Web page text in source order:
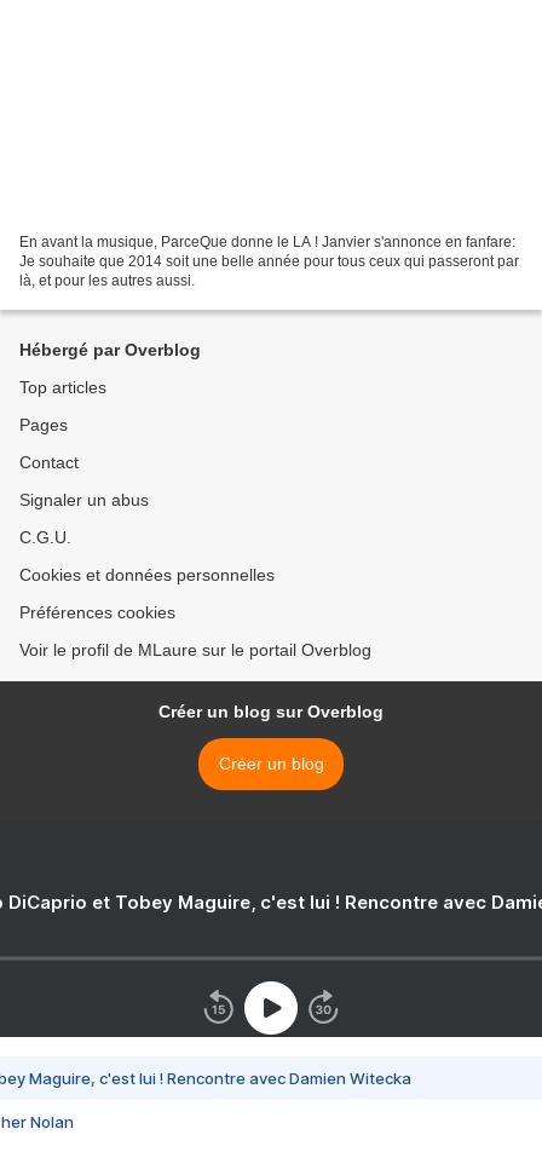
En avant la musique, ParceQue donne le LA ! Janvier s'annonce en fanfare:
Je souhaite que 2014 soit une belle année pour tous ceux qui passeront par
là, et pour les autres aussi.
Hébergé par Overblog
Top articles
Pages
Contact
Signaler un abus
C.G.U.
Cookies et données personnelles
Préférences cookies
Voir le profil de MLaure sur le portail Overblog
Créer un blog sur Overblog
Créer un blog
DiCaprio et Tobey Maguire, c'est lui ! Rencontre avec
Maguire, c'est lui ! Rencontre avec Damien Witecka
Nolan